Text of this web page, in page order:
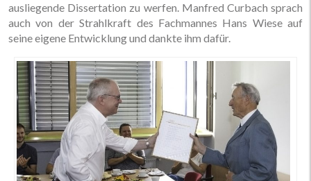
ausliegende Dissertation zu werfen. Manfred Curbach sprach
auch von der Strahlkraft des Fachmannes Hans Wiese auf
seine eigene Entwicklung und dankte ihm dafür.